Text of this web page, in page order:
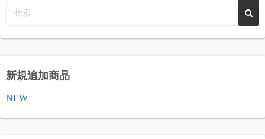
新規追加商品
NEW